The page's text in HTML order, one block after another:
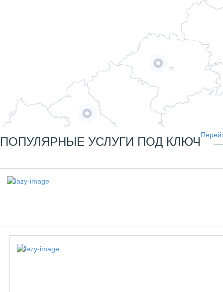
ПОПУЛЯРНЫЕ УСЛУГИ ПОД КЛЮЧ